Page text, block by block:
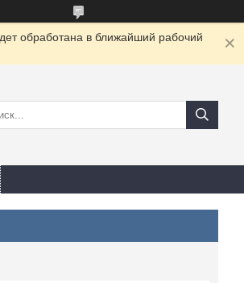
обработана в ближайший рабочий